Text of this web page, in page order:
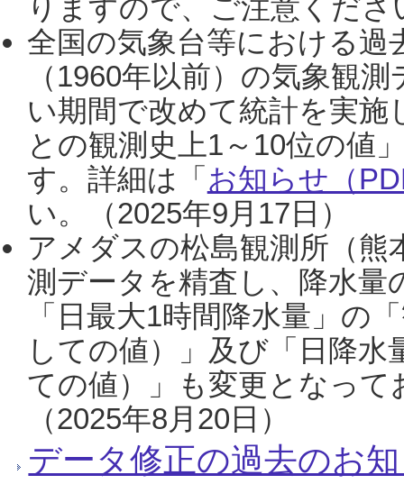
りますので、ご注意くだ
全国の気象台等における過
（1960年以前）の気象観
い期間で改めて統計を実
との観測史上1～10位の値
す。詳細は「 お知らせ（
い。（2025年9月17日）
アメダスの松島観測所（熊
測データを精査し、降水
「日最大1時間降水量」の
しての値）」及び「日降
ての値）」も変更となっ
（2025年8月20日）
データ修正の過去のお